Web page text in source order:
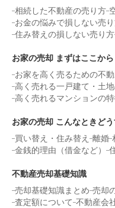
相続した不動産の売り方
お金の悩みで損しない売
住み替えの損しない売り方
お家の売却 まずはここから
お家を高く売るための不
高く売れる一戸建て・土
高く売れるマンションの
お家の売却 こんなときどう
買い替え・住み替え
離婚
金銭的理由（借金など）
不動産売却基礎知識
売却基礎知識まとめ 売却
査定額について 不動産会